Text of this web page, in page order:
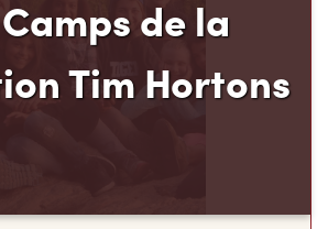
Tim Hortons